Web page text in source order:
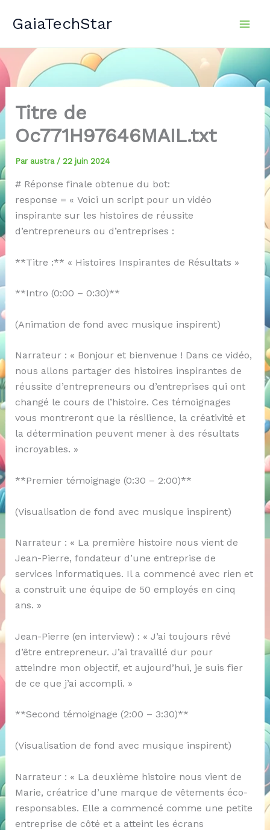
GaiaTechStar
Titre de
Oc771H97646MAIL.txt
Par austra / 22 juin 2024
# Réponse finale obtenue du bot:
response = « Voici un script pour un vidéo
inspirante sur les histoires de réussite
d’entrepreneurs ou d’entreprises :
**Titre :** « Histoires Inspirantes de Résultats »
**Intro (0:00 – 0:30)**
(Animation de fond avec musique inspirent)
Narrateur : « Bonjour et bienvenue ! Dans ce vidéo,
nous allons partager des histoires inspirantes de
réussite d’entrepreneurs ou d’entreprises qui ont
changé le cours de l’histoire. Ces témoignages
vous montreront que la résilience, la créativité et
la détermination peuvent mener à des résultats
incroyables. »
**Premier témoignage (0:30 – 2:00)**
(Visualisation de fond avec musique inspirent)
Narrateur : « La première histoire nous vient de
Jean-Pierre, fondateur d’une entreprise de
services informatiques. Il a commencé avec rien et
a construit une équipe de 50 employés en cinq
ans. »
Jean-Pierre (en interview) : « J’ai toujours rêvé
d’être entrepreneur. J’ai travaillé dur pour
atteindre mon objectif, et aujourd’hui, je suis fier
de ce que j’ai accompli. »
**Second témoignage (2:00 – 3:30)**
(Visualisation de fond avec musique inspirent)
Narrateur : « La deuxième histoire nous vient de
Marie, créatrice d’une marque de vêtements éco-
responsables. Elle a commencé comme une petite
entreprise de côté et a atteint les écrans